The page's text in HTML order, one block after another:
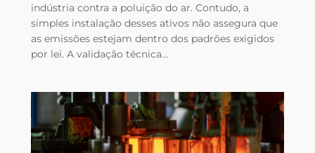
indústria contra a poluição do ar. Contudo, a
simples instalação desses ativos não assegura que
as emissões estejam dentro dos padrões exigidos
por lei. A validação técnica…